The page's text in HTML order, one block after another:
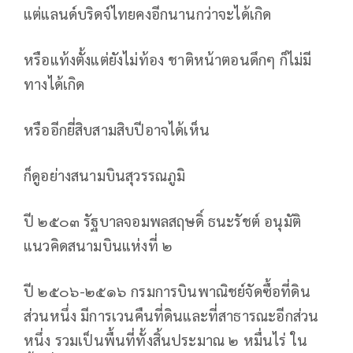
แต่แลนด์บริดจ์ไทยคงอีกนานกว่าจะได้เกิด
หรือแท้งตั้งแต่ยังไม่ท้อง ชาติหน้าตอนดึกๆ ก็ไม่มี
ทางได้เกิด
หรืออีกยี่สิบสามสิบปีอาจได้เห็น
ก็ดูอย่างสนามบินสุวรรณภูมิ
ปี ๒๕๐๓ รัฐบาลจอมพลสฤษดิ์ ธนะรัชต์ อนุมัติ
แนวคิดสนามบินแห่งที่ ๒
ปี ๒๕๐๖-๒๕๑๖ กรมการบินพาณิชย์จัดซื้อที่ดิน
ส่วนหนึ่ง มีการเวนคืนที่ดินและที่สาธารณะอีกส่วน
หนึ่ง รวมเป็นพื้นที่ทั้งสิ้นประมาณ ๒ หมื่นไร่ ใน